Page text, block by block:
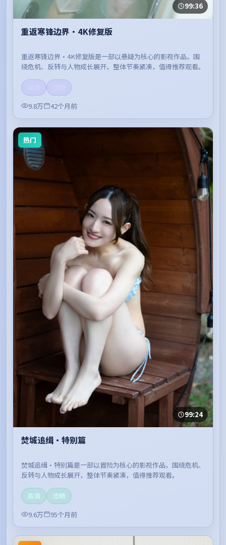
99:36
重返寒锋边界·4K修复版
重返寒锋边界·4K修复版是一部以悬疑为核心的影视作品，围
绕危机、反转与人物成长展开，整体节奏紧凑，值得推荐观看。
9.8万
42个月前
热门
99:24
焚城追缉·特别篇
焚城追缉·特别篇是一部以冒险为核心的影视作品，围绕危机、
反转与人物成长展开，整体节奏紧凑，值得推荐观看。
高清
流畅
9.6万
95个月前